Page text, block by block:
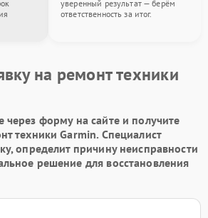
уверенный результат — берём
ответственность за итог.
на ремонт техники
через форму на сайте и получите
техники Garmin. Специалист
определит причину неисправности
решение для восстановления